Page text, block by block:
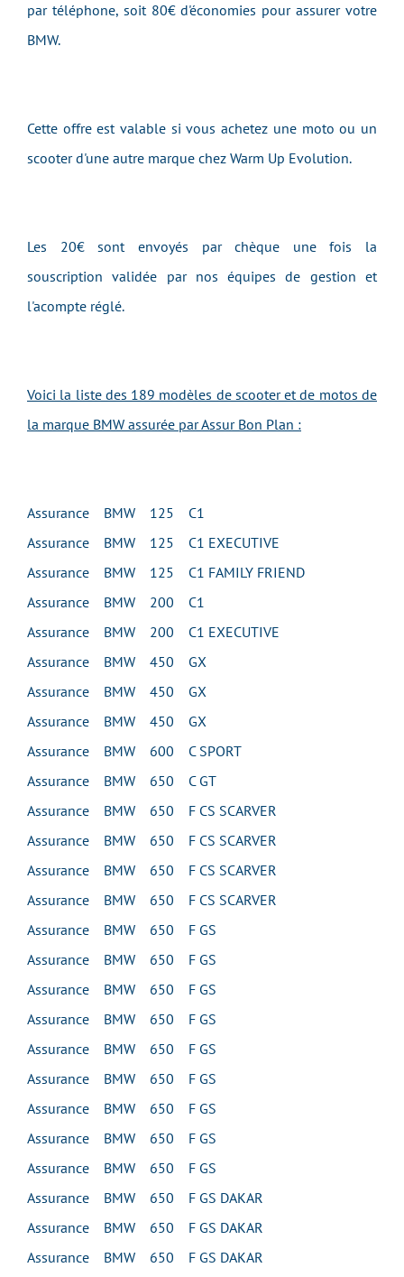
par téléphone, soit 80€ d'économies pour assurer votre
BMW.
Cette offre est valable si vous achetez une moto ou un
scooter d'une autre marque chez Warm Up Evolution.
Les 20€ sont envoyés par chèque une fois la
souscription validée par nos équipes de gestion et
l'acompte réglé.
Voici la liste des 189 modèles de scooter et de motos de
la marque BMW assurée par Assur Bon Plan :
Assurance BMW 125 C1
Assurance BMW 125 C1 EXECUTIVE
Assurance BMW 125 C1 FAMILY FRIEND
Assurance BMW 200 C1
Assurance BMW 200 C1 EXECUTIVE
Assurance BMW 450 GX
Assurance BMW 450 GX
Assurance BMW 450 GX
Assurance BMW 600 C SPORT
Assurance BMW 650 C GT
Assurance BMW 650 F CS SCARVER
Assurance BMW 650 F CS SCARVER
Assurance BMW 650 F CS SCARVER
Assurance BMW 650 F CS SCARVER
Assurance BMW 650 F GS
Assurance BMW 650 F GS
Assurance BMW 650 F GS
Assurance BMW 650 F GS
Assurance BMW 650 F GS
Assurance BMW 650 F GS
Assurance BMW 650 F GS
Assurance BMW 650 F GS
Assurance BMW 650 F GS
Assurance BMW 650 F GS DAKAR
Assurance BMW 650 F GS DAKAR
Assurance BMW 650 F GS DAKAR